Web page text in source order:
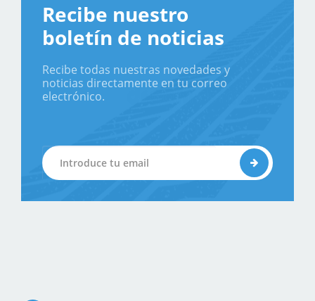
Recibe nuestro
boletín de noticias
Recibe todas nuestras novedades y
noticias directamente en tu correo
electrónico.